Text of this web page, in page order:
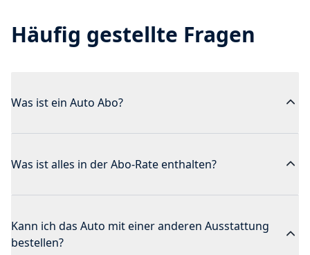
Häufig gestellte Fragen
Was ist ein Auto Abo?
Was ist alles in der Abo-Rate enthalten?
Kann ich das Auto mit einer anderen Ausstattung
bestellen?